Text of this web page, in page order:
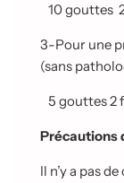
10 gouttes
3-Pour une
(sans
5 gouttes 2
Précautions
Il n’y a pas